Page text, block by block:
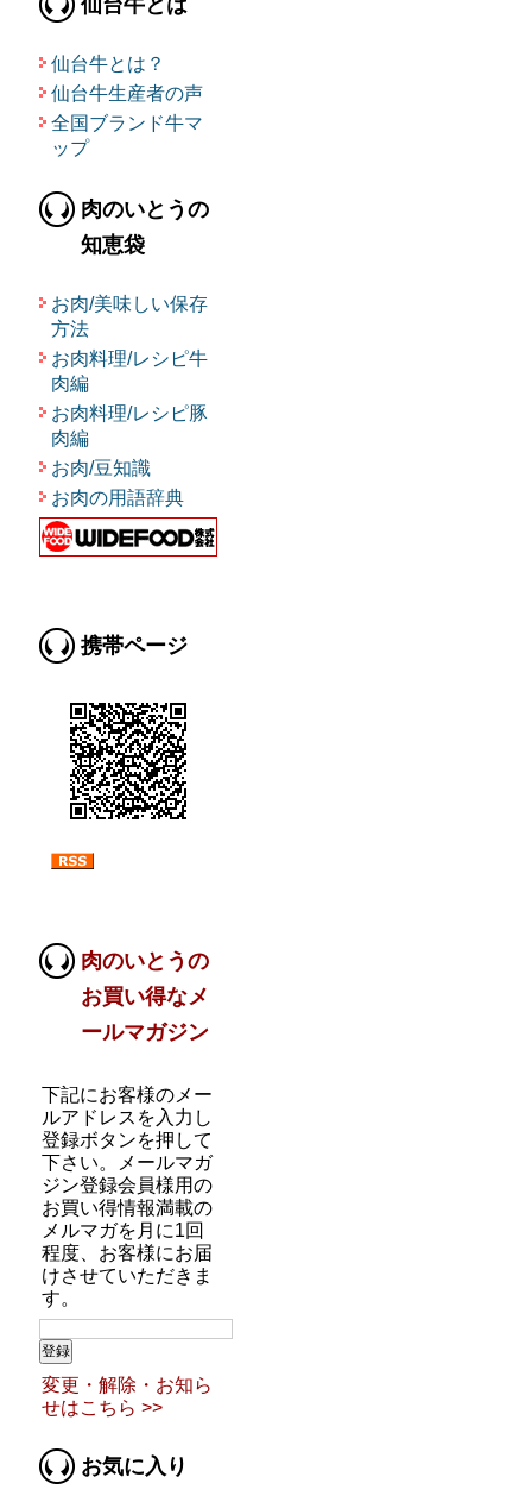
仙台牛とは？
仙台牛生産者の声
全国ブランド牛マ
ップ
肉のいとうの
知恵袋
お肉/美味しい保存
方法
お肉料理/レシピ牛
肉編
お肉料理/レシピ豚
肉編
お肉/豆知識
お肉の用語辞典
携帯ページ
肉のいとうの
お買い得なメ
ールマガジン
下記にお客様のメー
ルアドレスを入力し
登録ボタンを押して
下さい。メールマガ
ジン登録会員様用の
お買い得情報満載の
メルマガを月に1回
程度、お客様にお届
けさせていただきま
す。
変更・解除・お知ら
せはこちら >>
お気に入り